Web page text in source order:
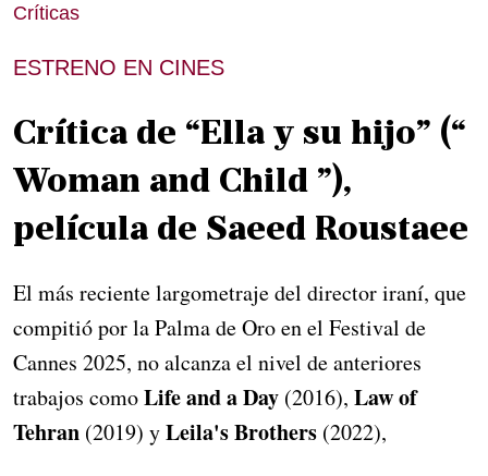
Críticas
ESTRENO EN CINES
Crítica de “Ella y su hijo” (“
Woman and Child ”),
película de Saeed Roustaee
El más reciente largometraje del director iraní, que
compitió por la Palma de Oro en el Festival de
Cannes 2025, no alcanza el nivel de anteriores
trabajos comoLife and a Day (2016), Law of
Tehran (2019) yLeila's Brothers (2022),